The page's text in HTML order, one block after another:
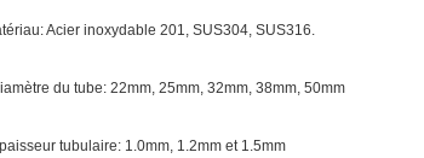
Acier inoxydable 201, SUS304, SUS316.
du tube: 22mm, 25mm, 32mm, 38mm, 50mm
tubulaire: 1.0mm, 1.2mm et 1.5mm